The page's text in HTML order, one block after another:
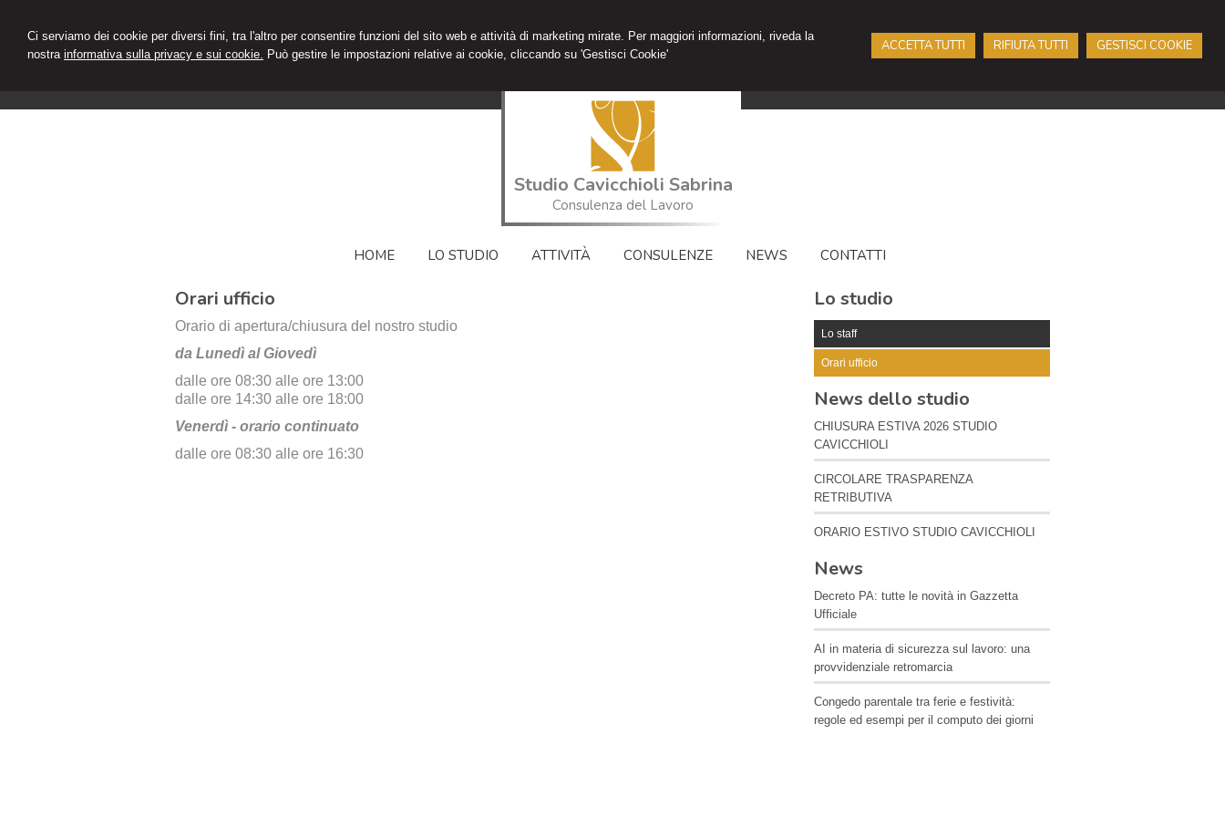
Ci serviamo dei cookie per diversi fini, tra l'altro per consentire funzioni del sito web e attività di marketing mirate. Per maggiori informazioni, riveda la
nostra informativa sulla privacy e sui cookie. Può gestire le impostazioni relative ai cookie, cliccando su 'Gestisci Cookie'
ACCETTA TUTTI RIFIUTA TUTTI GESTISCI COOKIE
Studio Cavicchioli Sabrina
Consulenza del Lavoro
HOME LO STUDIO ATTIVITÀ CONSULENZE NEWS CONTATTI
Orari ufficio
Orario di apertura/chiusura del nostro studio
da Lunedì al Giovedì
dalle ore 08:30 alle ore 13:00
dalle ore 14:30 alle ore 18:00
Venerdì - orario continuato
dalle ore 08:30 alle ore 16:30
Lo studio
Lo staff
Orari ufficio
News dello studio
CHIUSURA ESTIVA 2026 STUDIO
CAVICCHIOLI
CIRCOLARE TRASPARENZA
RETRIBUTIVA
ORARIO ESTIVO STUDIO CAVICCHIOLI
News
Decreto PA: tutte le novità in Gazzetta
Ufficiale
AI in materia di sicurezza sul lavoro: una
provvidenziale retromarcia
Congedo parentale tra ferie e festività:
regole ed esempi per il computo dei giorni